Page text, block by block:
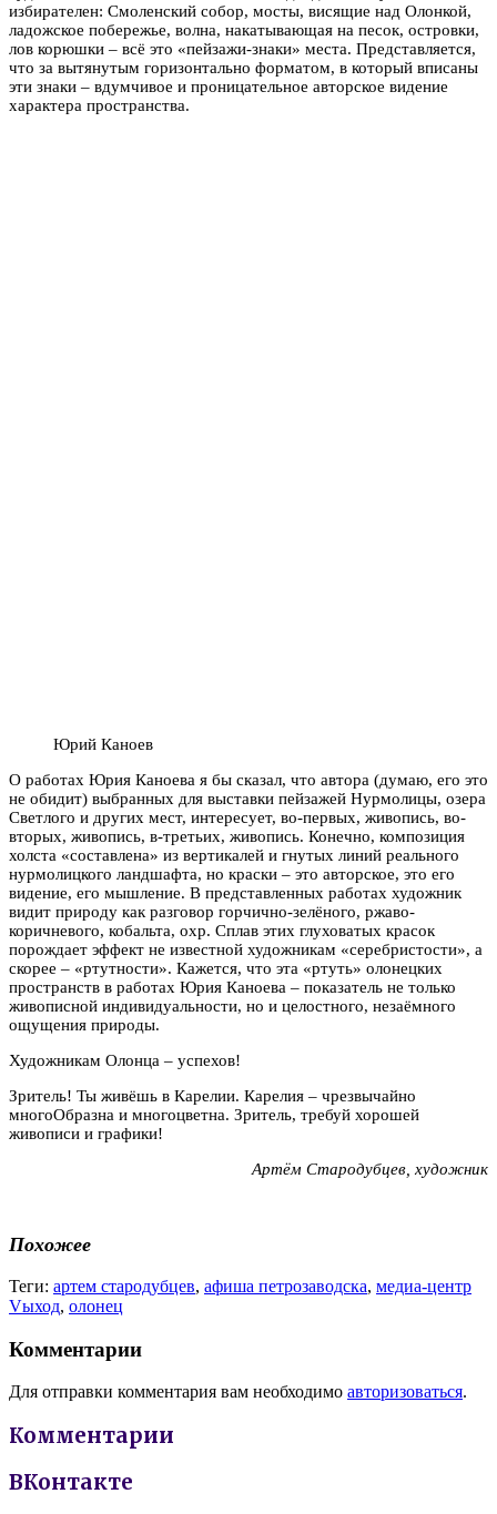
избирателен: Смоленский собор, мосты, висящие над Олонкой,
ладожское побережье, волна, накатывающая на песок, островки,
лов корюшки – всё это «пейзажи-знаки» места. Представляется,
что за вытянутым горизонтально форматом, в который вписаны
эти знаки – вдумчивое и проницательное авторское видение
характера пространства.
Юрий Каноев
О работах Юрия Каноева я бы сказал, что автора (думаю, его это
не обидит) выбранных для выставки пейзажей Нурмолицы, озера
Светлого и других мест, интересует, во-первых, живопись, во-
вторых, живопись, в-третьих, живопись. Конечно, композиция
холста «составлена» из вертикалей и гнутых линий реального
нурмолицкого ландшафта, но краски – это авторское, это его
видение, его мышление. В представленных работах художник
видит природу как разговор горчично-зелёного, ржаво-
коричневого, кобальта, охр. Сплав этих глуховатых красок
порождает эффект не известной художникам «серебристости», а
скорее – «ртутности». Кажется, что эта «ртуть» олонецких
пространств в работах Юрия Каноева – показатель не только
живописной индивидуальности, но и целостного, незаёмного
ощущения природы.
Художникам Олонца – успехов!
Зритель! Ты живёшь в Карелии. Карелия – чрезвычайно
многоОбразна и многоцветна. Зритель, требуй хорошей
живописи и графики!
Артём Стародубцев, художник
Похожее
Теги: артем стародубцев, афиша петрозаводска, медиа-центр
Vыход, олонец
Комментарии
Для отправки комментария вам необходимо авторизоваться.
Комментарии
ВКонтакте